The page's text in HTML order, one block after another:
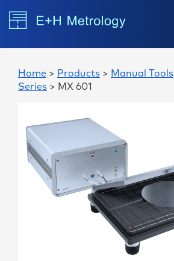
Home > Products > Manual Tools
Series > MX 601